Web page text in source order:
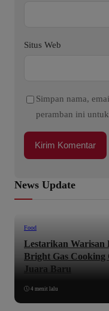
Situs Web
Simpan nama,
peramban ini
News Update
Food
Lestarikan Warisan
Bright Gas
Juara Baru
4 menit lalu